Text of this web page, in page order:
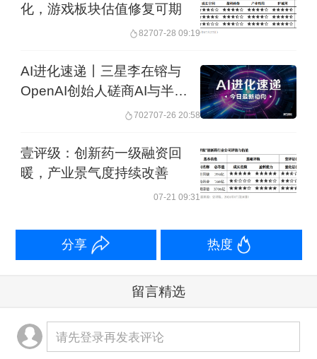
化，游戏板块估值修复可期
82707-28 09:19
AI进化速递丨三星李在镕与
OpenAI创始人磋商AI与半导
702707-26 20:58
壹评级：创新药一级融资回
暖，产业景气度持续改善
07-21 09:31
分享 热度
留言精选
请先登录再发表评论